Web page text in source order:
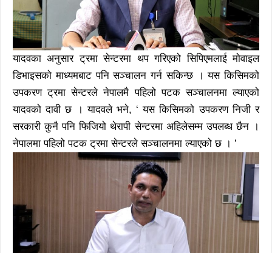
यादवका अनुसार ट्रमा सेन्टरमा थप गरिएको सिपिएमलाई मोवाइल
डिभाइसको माध्यमबाट पनि सञ्चालन गर्न सकिन्छ । यस किसिमको
उपकरण ट्रमा सेन्टरले नेपालमै पहिलो पटक सञ्चालनमा ल्याएको
यादवको दावी छ । यादवले भने, ‘ यस किसिमको उपकरण निजी र
सरकारी कुनै पनि फिजियो थेरापी सेन्टरमा अहिलेसम्म उपलब्ध छैन ।
नेपालमा पहिलो पटक ट्रमा सेन्टरले सञ्चालनमा ल्याएको छ । ’